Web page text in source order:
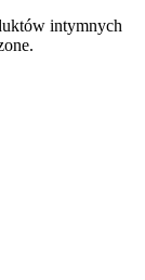
intymnych